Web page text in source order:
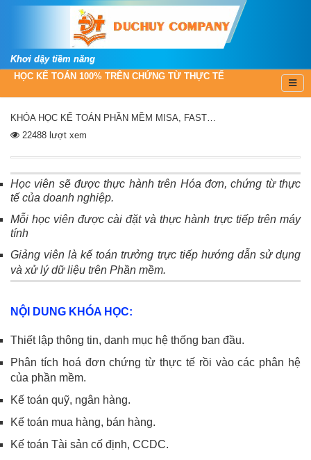
Khơi dậy tiềm năng
HỌC KẾ TOÁN 100% TRÊN CHỨNG TỪ THỰC TẾ
KHÓA HỌC KẾ TOÁN PHẦN MỀM MISA, FAST…
22488 lượt xem
Học viên sẽ được thực hành trên Hóa đơn, chứng từ thực
tế của doanh nghiệp.
Mỗi học viên được cài đặt và thực hành trực tiếp trên máy
tính
Giảng viên là kế toán trưởng trực tiếp hướng dẫn sử dụng
và xử lý dữ liệu trên Phần mềm.
NỘI DUNG KHÓA HỌC:
Thiết lập thông tin, danh mục hệ thống ban đầu.
Phân tích hoá đơn chứng từ thực tế rồi vào các phân hệ
của phần mềm.
Kế toán quỹ, ngân hàng.
Kế toán mua hàng, bán hàng.
Kế toán Tài sản cố định, CCDC.